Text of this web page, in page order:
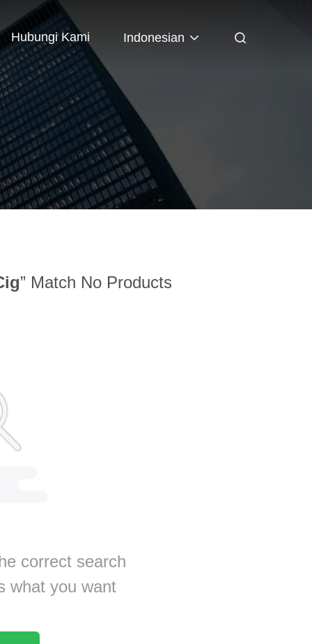
Hubungi Kami Indonesian
” Match No Products
correct search
what you want